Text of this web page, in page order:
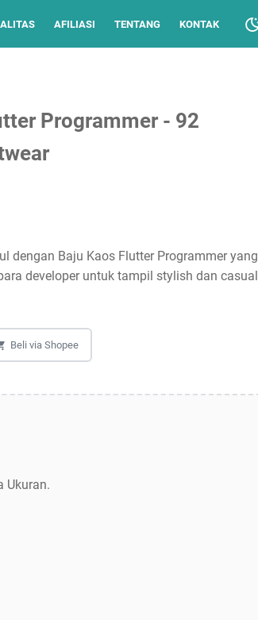
AFILIASI TENTANG KONTAK
Programmer - 92
dengan Baju Kaos Flutter Programmer yang
developer untuk tampil stylish dan casual
Beli via Shopee
Ukuran.